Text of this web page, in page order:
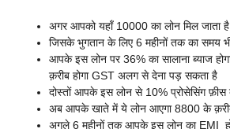
अगर आपको यहाँ 10000 का लोन मिल जाता है
जिसके भुगतान के लिए 6 महीनों तक का समय
आपके इस लोन पर 36% का सालाना ब्याज
क़रीब होगा GST अलग से देना पड़ सकता है
दोस्तों आपके इस लोन से 10% प्रोसेसिंग फ़ीस
अब आपके खाते में ये लोन आएगा 8800 के
अगले 6 महीनों तक आपके इस लोन का EMI